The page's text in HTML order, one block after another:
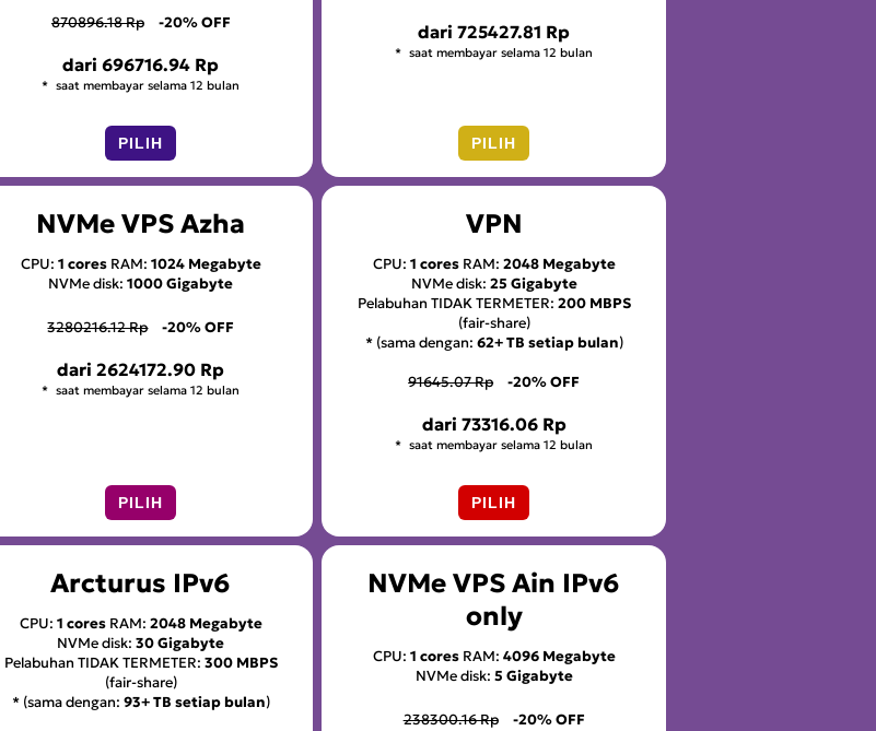
870896.18 Rp -20% OFF
dari696716.94 Rp
saat membayar selama 12 bulan
PILIH
dari725427.81 Rp
saat membayar selama 12 bulan
PILIH
NVMe VPS Azha
CPU: 1 coresRAM: 1024 Megabyte
NVMe disk:1000 Gigabyte
3280216.12 Rp -20% OFF
dari2624172.90 Rp
saat membayar selama 12 bulan
PILIH
VPN
CPU: 1 coresRAM: 2048 Megabyte
NVMe disk: 25 Gigabyte
Pelabuhan TIDAK TERMETER: 200 MBPS
(fair-share)
* (sama dengan: 62+ TB setiap bulan)
91645.07 Rp -20% OFF
dari 73316.06 Rp
saat membayar selama 12 bulan
PILIH
Arcturus IPv6
CPU: 1 coresRAM: 2048 Megabyte
NVMe disk:30 Gigabyte
Pelabuhan TIDAK TERMETER: 300 MBPS
(fair-share)
* (sama dengan: 93+ TB setiap bulan)
NVMe VPS Ain IPv6
only
CPU: 1 coresRAM: 4096 Megabyte
NVMe disk: 5 Gigabyte
238300.16 Rp -20% OFF